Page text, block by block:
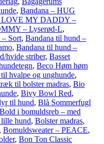
, Bandana – HUG
LOVE MY DADDY –
– Lyserød-L,
Sort, Bandana til hund –
, Bandana til hund –
hvide striber, Basset
, Beco Høm høm
hvalpe og unghunde,
til bolster madras, Bio
, Bivy Bowl Red,
til hund, Blå Sommerfugl
Bold i bomuldsreb – med
hund, Bolster madras,
, Bomuldsweater – PEACE,
, Bon Ton Classic